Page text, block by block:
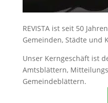
REVISTA ist seit 50
Gemeinden, Städte und
Unser Kerngeschäft ist
Amtsblättern,
Gemeindeblättern.